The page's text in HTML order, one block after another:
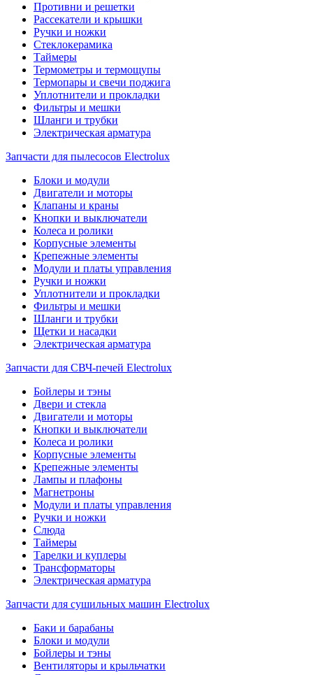
Противни и решетки
Рассекатели и крышки
Ручки и ножки
Стеклокерамика
Таймеры
Термометры и термощупы
Термопары и свечи поджига
Уплотнители и прокладки
Фильтры и мешки
Шланги и трубки
Электрическая арматура
Запчасти для пылесосов Electrolux
Блоки и модули
Двигатели и моторы
Клапаны и краны
Кнопки и выключатели
Колеса и ролики
Корпусные элементы
Крепежные элементы
Модули и платы управления
Ручки и ножки
Уплотнители и прокладки
Фильтры и мешки
Шланги и трубки
Щетки и насадки
Электрическая арматура
Запчасти для СВЧ-печей Electrolux
Бойлеры и тэны
Двери и стекла
Двигатели и моторы
Кнопки и выключатели
Колеса и ролики
Корпусные элементы
Крепежные элементы
Лампы и плафоны
Магнетроны
Модули и платы управления
Ручки и ножки
Слюда
Таймеры
Тарелки и куплеры
Трансформаторы
Электрическая арматура
Запчасти для сушильных машин Electrolux
Баки и барабаны
Блоки и модули
Бойлеры и тэны
Вентиляторы и крыльчатки